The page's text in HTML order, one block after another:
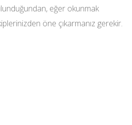
eğer okunmak
öne çıkarmanız gerekir.